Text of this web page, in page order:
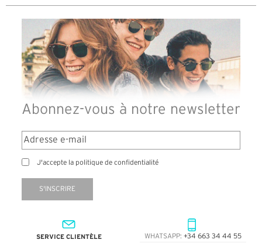
Abonnez-vous à notre newsletter
J'accepte la politique de confidentialité
S'INSCRIRE
SERVICE CLIENTÈLE WHATSAPP: +34 663 34 44 55